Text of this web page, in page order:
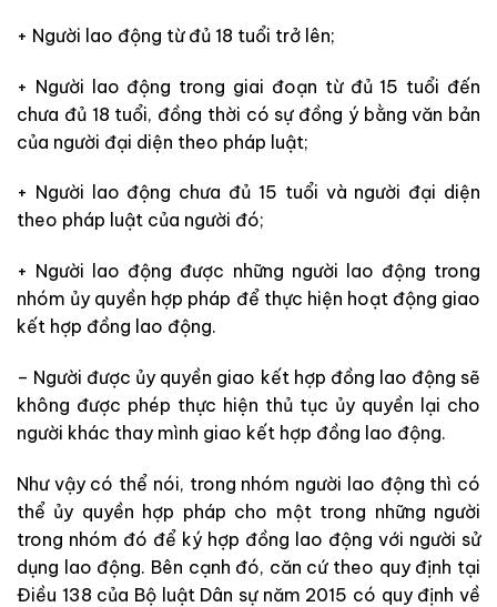
+ Người lao động từ đủ 18 tuổi trở lên;
+ Người lao động trong giai đoạn từ đủ 15 tuổi đến
chưa đủ 18 tuổi, đồng thời có sự đồng ý bằng văn bản
của người đại diện theo pháp luật;
+ Người lao động chưa đủ 15 tuổi và người đại diện
theo pháp luật của người đó;
+ Người lao động được những người lao động trong
nhóm ủy quyền hợp pháp để thực hiện hoạt động giao
kết hợp đồng lao động.
– Người được ủy quyền giao kết hợp đồng lao động sẽ
không được phép thực hiện thủ tục ủy quyền lại cho
người khác thay mình giao kết hợp đồng lao động.
Như vậy có thể nói, trong nhóm người lao động thì có
thể ủy quyền hợp pháp cho một trong những người
trong nhóm đó để ký hợp đồng lao động với người sử
dụng lao động. Bên cạnh đó, căn cứ theo quy định tại
Điều 138 của Bộ luật Dân sự năm 2015 có quy định về